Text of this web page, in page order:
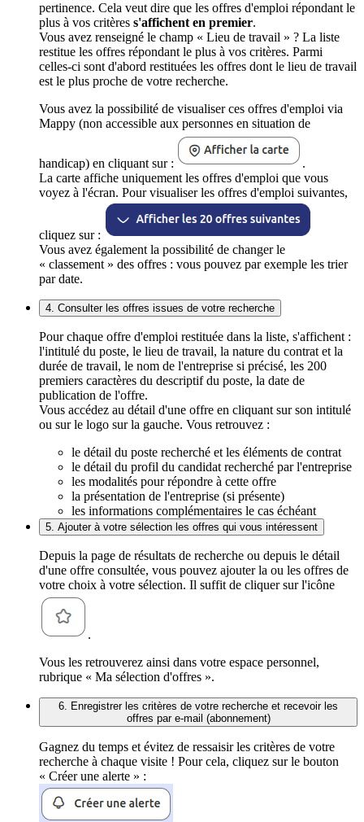
pertinence. Cela veut dire que les offres d'emploi répondant le
plus à vos critères s'affichent en premier.
Vous avez renseigné le champ « Lieu de travail » ? La liste
restitue les offres répondant le plus à vos critères. Parmi
celles-ci sont d'abord restituées les offres dont le lieu de travail
est le plus proche de votre recherche.
Vous avez la possibilité de visualiser ces offres d'emploi via
Mappy (non accessible aux personnes en situation de
handicap) en cliquant sur :
.
La carte affiche uniquement les offres d'emploi que vous
voyez à l'écran. Pour visualiser les offres d'emploi suivantes,
cliquez sur :
Vous avez également la possibilité de changer le
« classement » des offres : vous pouvez par exemple les trier
par date.
4. Consulter les offres issues de votre recherche
Pour chaque offre d'emploi restituée dans la liste, s'affichent :
l'intitulé du poste, le lieu de travail, la nature du contrat et la
durée de travail, le nom de l'entreprise si précisé, les 200
premiers caractères du descriptif du poste, la date de
publication de l'offre.
Vous accédez au détail d'une offre en cliquant sur son intitulé
ou sur le logo sur la gauche. Vous retrouvez :
le détail du poste recherché et les éléments de contrat
le détail du profil du candidat recherché par l'entreprise
les modalités pour répondre à cette offre
la présentation de l'entreprise (si présente)
les informations complémentaires le cas échéant
5. Ajouter à votre sélection les offres qui vous intéressent
Depuis la page de résultats de recherche ou depuis le détail
d'une offre consultée, vous pouvez ajouter la ou les offres de
votre choix à votre sélection. Il suffit de cliquer sur l'icône
.
Vous les retrouverez ainsi dans votre espace personnel,
rubrique « Ma sélection d'offres ».
6. Enregistrer les critères de votre recherche et recevoir les
offres par e-mail (abonnement)
Gagnez du temps et évitez de ressaisir les critères de votre
recherche à chaque visite ! Pour cela, cliquez sur le bouton
« Créer une alerte » :